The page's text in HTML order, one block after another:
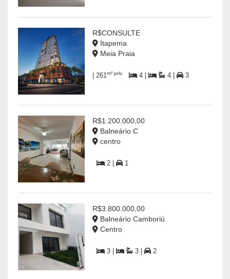
R$CONSULTE
Itapema
Meia Praia
| 261m² priv. 4 | 4 | 3
R$1.200.000,00
Balneário C
centro
2 | 1
R$3.800.000,00
Balneário Camboriú
Centro
3 | 3 | 2